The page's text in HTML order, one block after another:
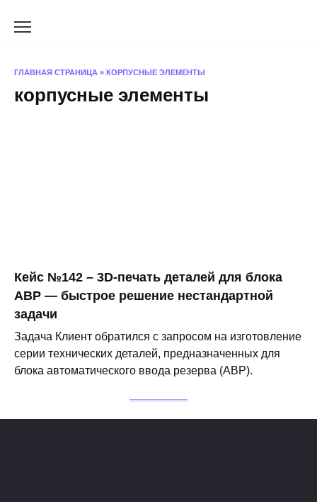
ГЛАВНАЯ СТРАНИЦА » КОРПУСНЫЕ ЭЛЕМЕНТЫ
корпусные элементы
Кейс №142 – 3D-печать деталей для блока
АВР — быстрое решение нестандартной
задачи
Задача Клиент обратился с запросом на изготовление
серии технических деталей, предназначенных для
блока автоматического ввода резерва (АВР).